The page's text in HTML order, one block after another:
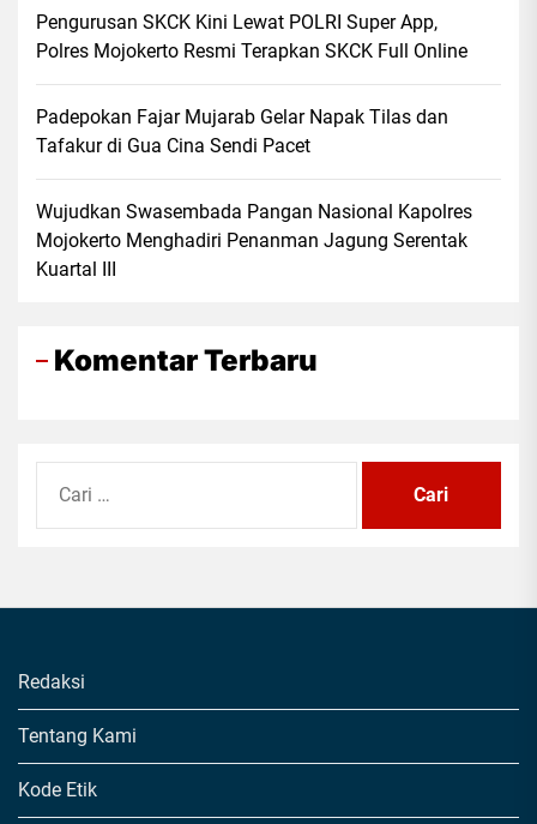
Pengurusan SKCK Kini Lewat POLRI Super App,
Polres Mojokerto Resmi Terapkan SKCK Full Online
Padepokan Fajar Mujarab Gelar Napak Tilas dan
Tafakur di Gua Cina Sendi Pacet
Wujudkan Swasembada Pangan Nasional Kapolres
Mojokerto Menghadiri Penanman Jagung Serentak
Kuartal III
Komentar Terbaru
untuk:
Redaksi
Tentang Kami
Kode Etik